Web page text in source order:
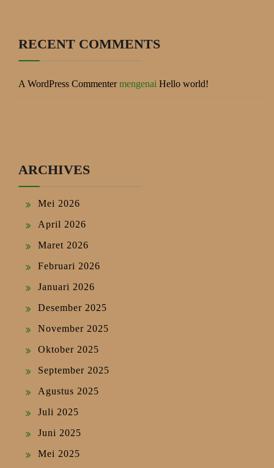
RECENT COMMENTS
A WordPress Commentermengenai Hello world!
ARCHIVES
Mei 2026
April 2026
Maret 2026
Februari 2026
Januari 2026
Desember 2025
November 2025
Oktober 2025
September 2025
Agustus 2025
Juli 2025
Juni 2025
Mei 2025